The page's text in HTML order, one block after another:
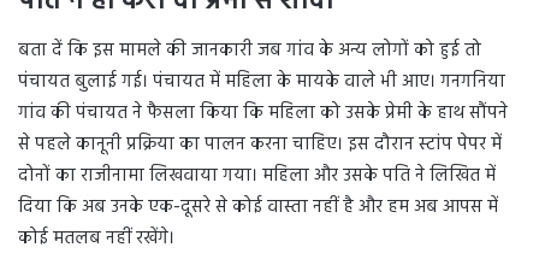
बता दें कि इस मामले की जानकारी जब गांव के अन्य लोगों को हुई तो
पंचायत बुलाई गई। पंचायत में महिला के मायके वाले भी आए। गनगनिया
गांव की पंचायत ने फैसला किया कि महिला को उसके प्रेमी के हाथ सौंपने
से पहले कानूनी प्रक्रिया का पालन करना चाहिए। इस दौरान स्टांप पेपर में
दोनों का राजीनामा लिखवाया गया। महिला और उसके पति ने लिखित में
दिया कि अब उनके एक-दूसरे से कोई वास्ता नहीं है और हम अब आपस में
कोई मतलब नहीं रखेंगे।